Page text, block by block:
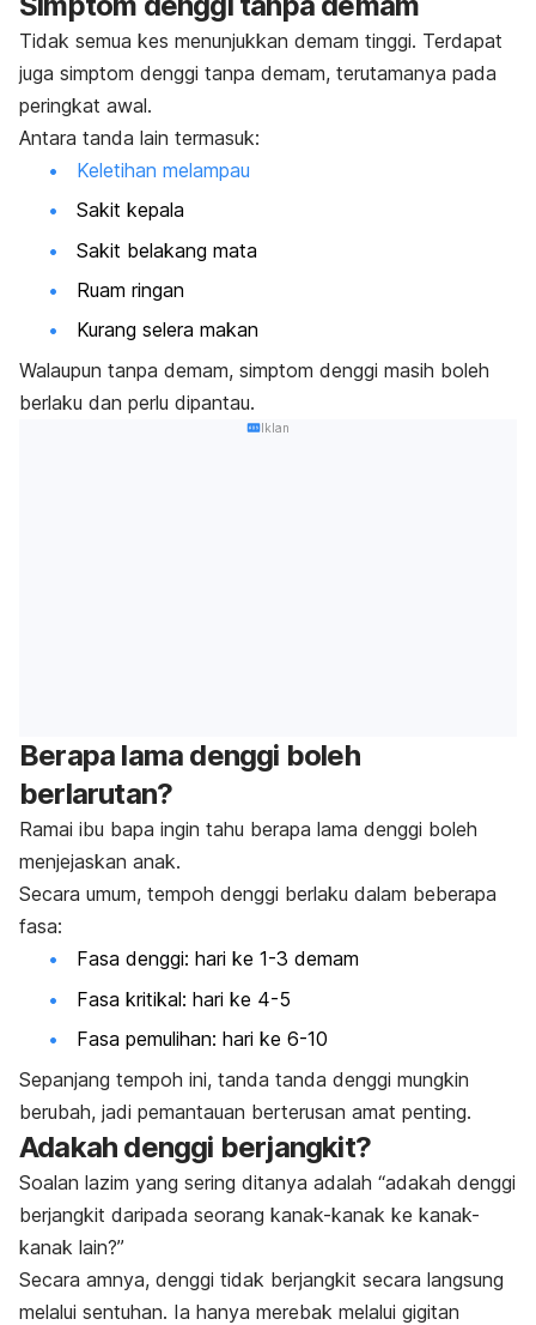
Tidak semua kes menunjukkan demam tinggi. Terdapat
juga simptom denggi tanpa demam, terutamanya pada
peringkat awal.
Antara tanda lain termasuk:
Keletihan melampau
Sakit kepala
Sakit belakang mata
Ruam ringan
Kurang selera makan
Walaupun tanpa demam, simptom denggi masih boleh
berlaku dan perlu dipantau.
Iklan
Berapa lama denggi boleh
berlarutan?
Ramai ibu bapa ingin tahu berapa lama denggi boleh
menjejaskan anak.
Secara umum, tempoh denggi berlaku dalam beberapa
fasa:
Fasa denggi: hari ke 1-3 demam
Fasa kritikal: hari ke 4-5
Fasa pemulihan: hari ke 6-10
Sepanjang tempoh ini, tanda tanda denggi mungkin
berubah, jadi pemantauan berterusan amat penting.
Adakah denggi berjangkit?
Soalan lazim yang sering ditanya adalah “adakah denggi
berjangkit daripada seorang kanak-kanak ke kanak-
kanak lain?”
Secara amnya, denggi tidak berjangkit secara langsung
melalui sentuhan. Ia hanya merebak melalui gigitan